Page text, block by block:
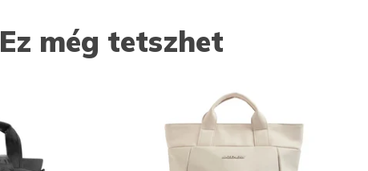
Ez még tetszhet